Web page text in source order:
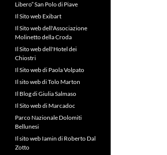
Libero” San Polo di Piave
Il Sito web Exibart
Il Sito web dell'Associazione
Molinetto della Croda
Il Sito web dell'Hotel dei
Chiostri
Il Sito web di Paola Volpato
Il sito web di Tolo Marton
Il Blog di Giulia Salmaso
Il Sito web di Marcadoc
Parco Nazionale Dolomiti
Bellunesi
Il sito web Iamin di Roberto Dal
Zotto